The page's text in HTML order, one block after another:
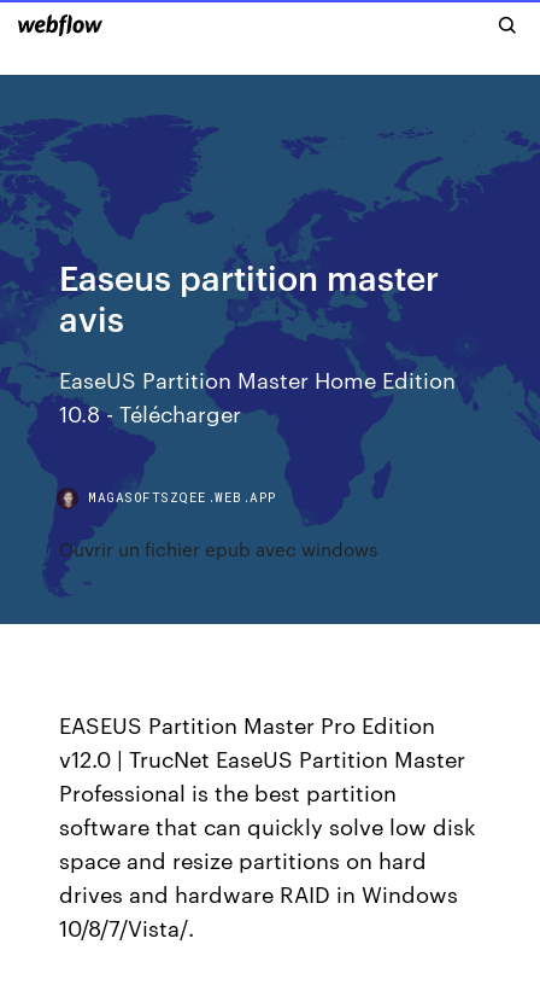
Easeus partition master
avis
EaseUS Partition Master Home Edition
10.8 - Télécharger
MAGASOFTSZQEE.WEB.APP
Ouvrir un fichier epub avec windows
EASEUS Partition Master Pro Edition
v12.0 | TrucNet EaseUS Partition Master
Professional is the best partition
software that can quickly solve low disk
space and resize partitions on hard
drives and hardware RAID in Windows
10/8/7/Vista/.